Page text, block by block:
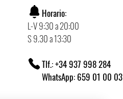
Horario:
L-V 9:30 a 20:00
S 9.30 a 13:30
Tlf.: +34 937 998 284
WhatsApp: 659 01 00 03